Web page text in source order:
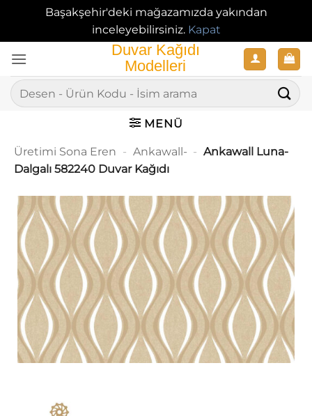
Başakşehir'deki mağazamızda yakından
inceleyebilirsiniz. Kapat
atla
Ara:
MENÜ
Üretimi Sona Eren - Ankawall- - Ankawall Luna-
Dalgalı 582240 Duvar Kağıdı